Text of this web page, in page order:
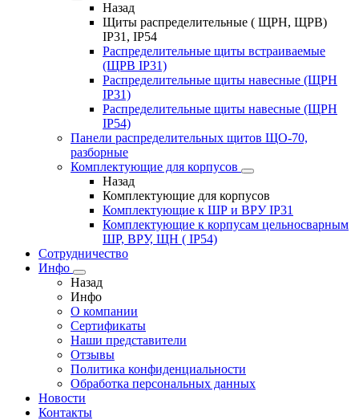
Назад
Щиты распределительные ( ЩРН, ЩРВ)
IP31, IP54
Распределительные щиты встраиваемые
(ЩРВ IP31)
Распределительные щиты навесные (ЩРН
IP31)
Распределительные щиты навесные (ЩРН
IP54)
Панели распределительных щитов ЩО-70,
разборные
Комплектующие для корпусов
Назад
Комплектующие для корпусов
Комплектующие к ШР и ВРУ IP31
Комплектующие к корпусам цельносварным
ШР, ВРУ, ЩН ( IP54)
Сотрудничество
Инфо
Назад
Инфо
О компании
Сертификаты
Наши представители
Отзывы
Политика конфиденциальности
Обработка персональных данных
Новости
Контакты